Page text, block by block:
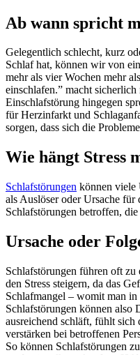
Ab wann spricht
Gelegentlich schlecht, kurz
Schlaf hat, können wir von
mehr als vier Wochen mehr
einschlafen.” macht
Einschlafstörung hingegen
für Herzinfarkt und
sorgen, dass sich die
Wie hängt Stress
Schlafstörungen können viele
als Auslöser oder Ursache
Schlafstörungen betroffen,
Ursache oder
Schlafstörungen führen oft
den Stress steigern, da das
Schlafmangel – womit man in
Schlafstörungen können also
ausreichend schläft, fühlt sich
verstärken bei betroffenen
So können Schlafstörungen